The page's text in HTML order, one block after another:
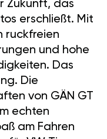
Zukunft, das
erschließt. Mit
ruckfreien
und hohe
Das
Die
von GÄN GT
echten
am Fahren